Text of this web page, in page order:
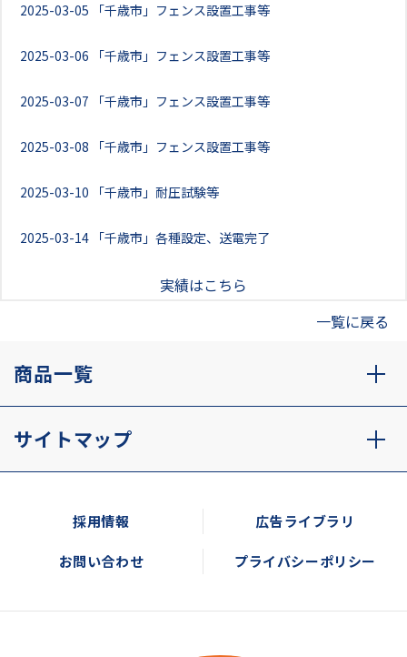
2025-03-05 「千歳市」フェンス設置工事等
2025-03-06 「千歳市」フェンス設置工事等
2025-03-07 「千歳市」フェンス設置工事等
2025-03-08 「千歳市」フェンス設置工事等
2025-03-10 「千歳市」耐圧試験等
2025-03-14 「千歳市」各種設定、送電完了
実績はこちら
一覧に戻る
商品一覧
サイトマップ
採用情報 広告ライブラリ
お問い合わせ プライバシーポリシー